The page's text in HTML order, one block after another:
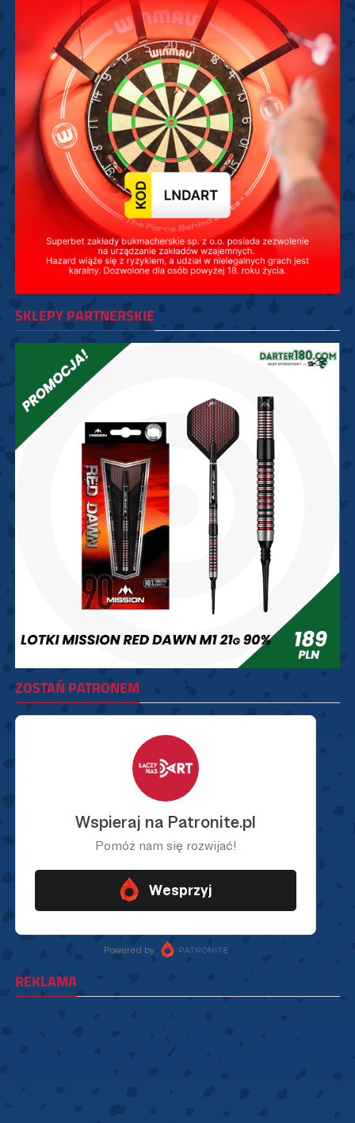
SKLEPY PARTNERSKIE
ZOSTAŃ PATRONEM
REKLAMA